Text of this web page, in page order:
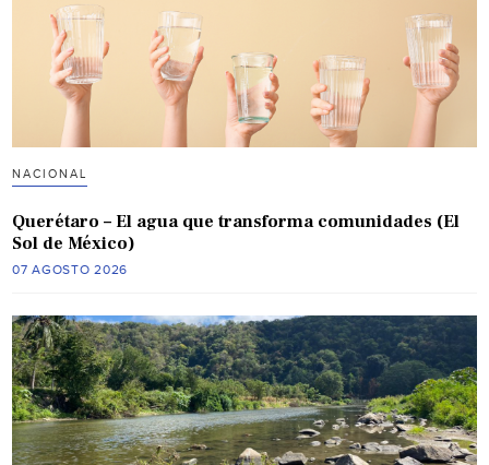
NACIONAL
Querétaro – El agua que transforma comunidades (El
Sol de México)
07 AGOSTO 2026